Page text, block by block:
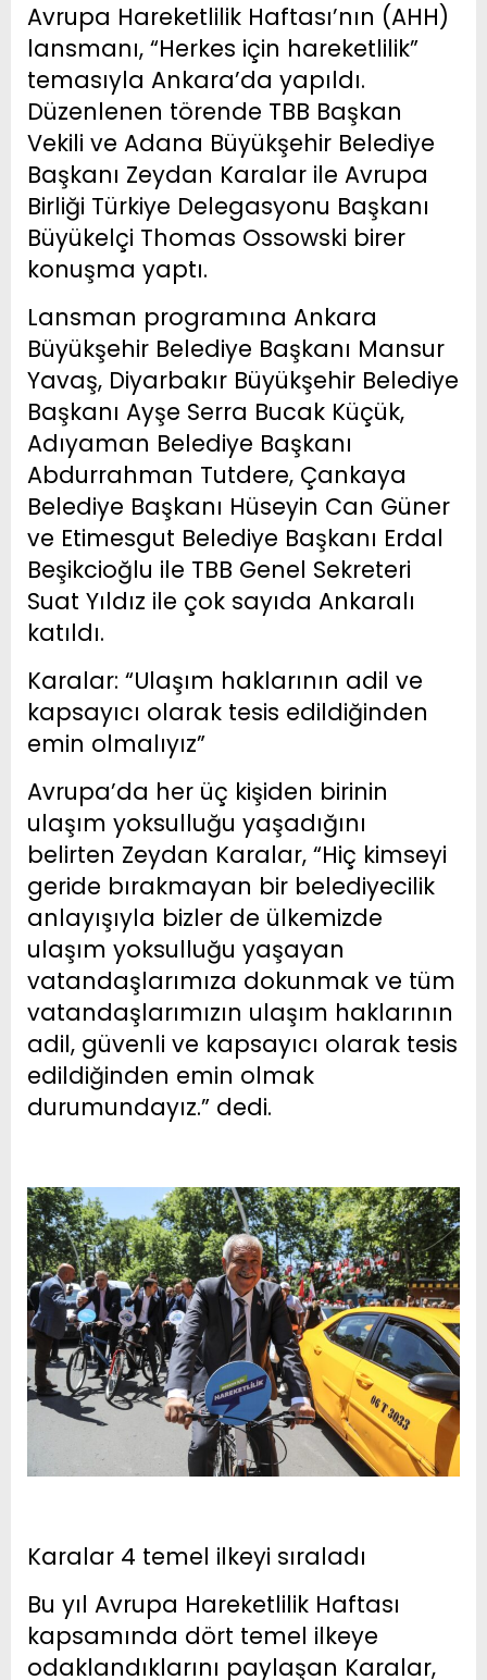
Avrupa Hareketlilik Haftası’nın (AHH)
lansmanı, “Herkes için hareketlilik”
temasıyla Ankara’da yapıldı.
Düzenlenen törende TBB Başkan
Vekili ve Adana Büyükşehir Belediye
Başkanı Zeydan Karalar ile Avrupa
Birliği Türkiye Delegasyonu Başkanı
Büyükelçi Thomas Ossowski birer
konuşma yaptı.
Lansman programına Ankara
Büyükşehir Belediye Başkanı Mansur
Yavaş, Diyarbakır Büyükşehir Belediye
Başkanı Ayşe Serra Bucak Küçük,
Adıyaman Belediye Başkanı
Abdurrahman Tutdere, Çankaya
Belediye Başkanı Hüseyin Can Güner
ve Etimesgut Belediye Başkanı Erdal
Beşikcioğlu ile TBB Genel Sekreteri
Suat Yıldız ile çok sayıda Ankaralı
katıldı.
Karalar: “Ulaşım haklarının adil ve
kapsayıcı olarak tesis edildiğinden
emin olmalıyız”
Avrupa’da her üç kişiden birinin
ulaşım yoksulluğu yaşadığını
belirten Zeydan Karalar, “Hiç kimseyi
geride bırakmayan bir belediyecilik
anlayışıyla bizler de ülkemizde
ulaşım yoksulluğu yaşayan
vatandaşlarımıza dokunmak ve tüm
vatandaşlarımızın ulaşım haklarının
adil, güvenli ve kapsayıcı olarak tesis
edildiğinden emin olmak
durumundayız.” dedi.
Karalar 4 temel ilkeyi sıraladı
Bu yıl Avrupa Hareketlilik Haftası
kapsamında dört temel ilkeye
odaklandıklarını paylaşan Karalar,